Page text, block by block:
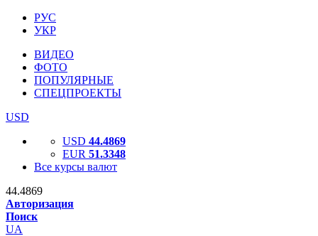
РУС
УКР
ВИДЕО
ФОТО
ПОПУЛЯРНЫЕ
СПЕЦПРОЕКТЫ
USD
USD 44.4869
EUR 51.3348
Все курсы валют
44.4869
Авторизация
Поиск
UA